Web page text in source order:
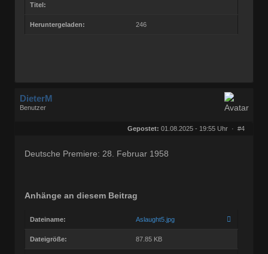
Titel:
Heruntergeladen: 246
DieterM
Benutzer
Gepostet: 01.08.2025 - 19:55 Uhr · #4
Deutsche Premiere: 28. Februar 1958
Anhänge an diesem Beitrag
Dateiname: Aslaught5.jpg
Dateigröße: 87.85 KB